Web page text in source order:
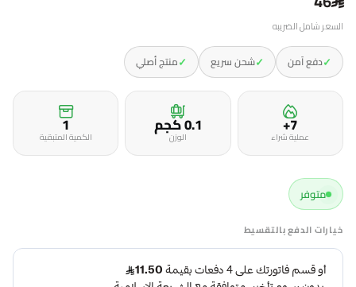
السعر شامل الضريبه
✓دفع آمن ✓شحن سريع ✓منتج أصلي
7+
عملية شراء 0.1 كجمالوزن 1
الكمية المتبقية
متوفر
خيارات الدفع بالتقسيط